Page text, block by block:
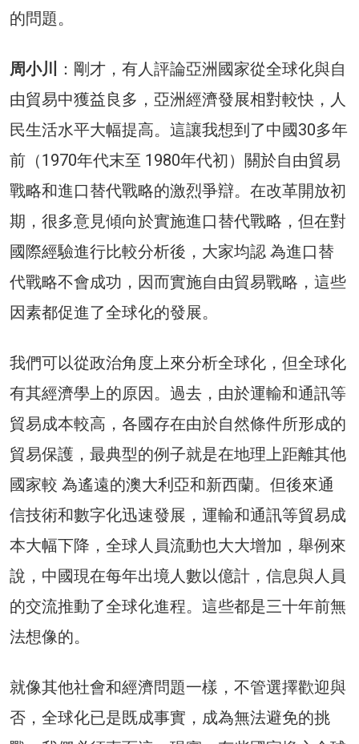
的問題。
周小川
：剛才，有人評論亞洲國家從全球化與自
由貿易中獲益良多，亞洲經濟發展相對較快，人
民生活水平大幅提高。這讓我想到了中國30多年
前（1970年代末至 1980年代初）關於自由貿易
戰略和進口替代戰略的激烈爭辯。在改革開放初
期，很多意見傾向於實施進口替代戰略，但在對
國際經驗進行比較分析後，大家均認 為進口替
代戰略不會成功，因而實施自由貿易戰略，這些
因素都促進了全球化的發展。
我們可以從政治角度上來分析全球化，但全球化
有其經濟學上的原因。過去，由於運輸和通訊等
貿易成本較高，各國存在由於自然條件所形成的
貿易保護，最典型的例子就是在地理上距離其他
國家較 為遙遠的澳大利亞和新西蘭。但後來通
信技術和數字化迅速發展，運輸和通訊等貿易成
本大幅下降，全球人員流動也大大增加，舉例來
說，中國現在每年出境人數以億計，信息與人員
的交流推動了全球化進程。這些都是三十年前無
法想像的。
就像其他社會和經濟問題一樣，不管選擇歡迎與
否，全球化已是既成事實，成為無法避免的挑